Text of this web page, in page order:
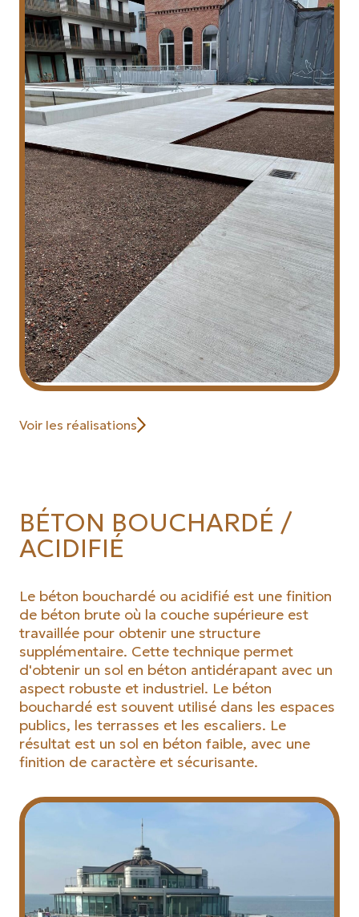
Voir les réalisations
BÉTON BOUCHARDÉ /
ACIDIFIÉ
Le béton bouchardé ou acidifié est une finition
de béton brute où la couche supérieure est
travaillée pour obtenir une structure
supplémentaire. Cette technique permet
d'obtenir un sol en béton antidérapant avec un
aspect robuste et industriel. Le béton
bouchardé est souvent utilisé dans les espaces
publics, les terrasses et les escaliers. Le
résultat est un sol en béton faible, avec une
finition de caractère et sécurisante.